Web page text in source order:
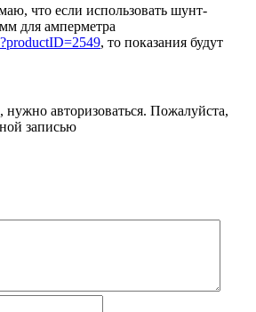
что если использовать шунт-
для амперметра
, то показания будут
нужно авторизоваться. Пожалуйста,
записью